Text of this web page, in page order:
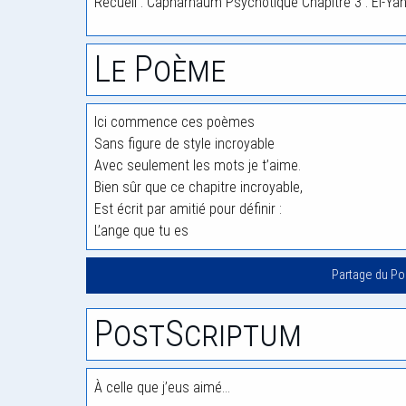
Le Poème
Ici commence ces poèmes
Sans figure de style incroyable
Avec seulement les mots je t’aime.
Bien sûr que ce chapitre incroyable,
Est écrit par amitié pour définir :
L’ange que tu es
Partage du
PostScriptum
À celle que j’eus aimé…